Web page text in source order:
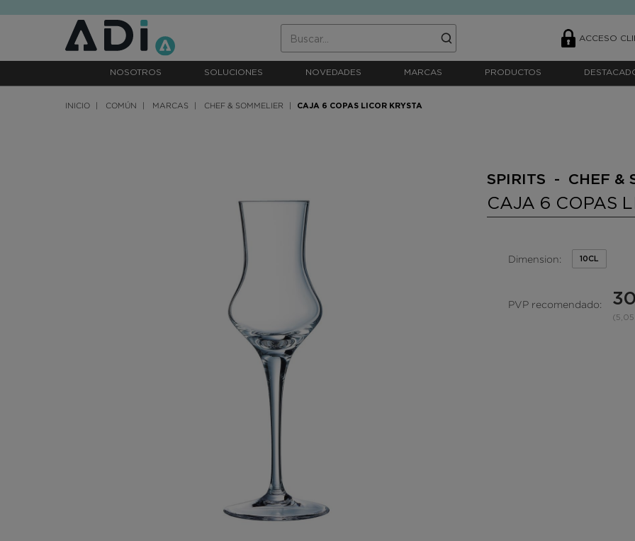
ACCESO
NOSOTROS SOLUCIONES NOVEDADES MARCAS PRODUCTOS
INICIO COMÚN MARCAS CHEF & SOMMELIER CAJA 6 COPAS LICOR KRYSTA
SPIRITS - CHEF &
CAJA 6 COPAS
Dimension: 10CL
PVP recomendado: